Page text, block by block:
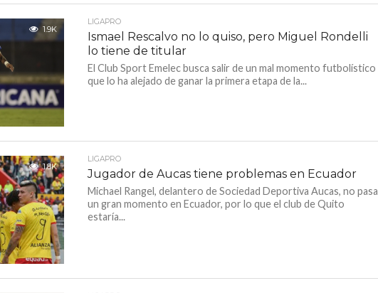
1.9K
LIGAPRO
Ismael Rescalvo no lo quiso, pero Miguel Rondelli
lo tiene de titular
El Club Sport Emelec busca salir de un mal momento futbolístico
que lo ha alejado de ganar la primera etapa de la...
1.8K
LIGAPRO
Jugador de Aucas tiene problemas en Ecuador
Michael Rangel, delantero de Sociedad Deportiva Aucas, no pasa
un gran momento en Ecuador, por lo que el club de Quito
estaría...